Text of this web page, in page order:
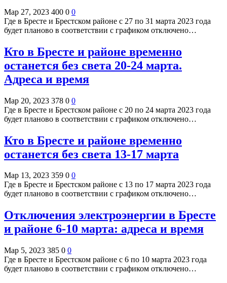
Мар 27, 2023 400 0 0
Где в Бресте и Брестском районе с 27 по 31 марта 2023 года
будет планово в соответствии с графиком отключено…
Кто в Бресте и районе временно
останется без света 20-24 марта.
Адреса и время
Мар 20, 2023 378 0 0
Где в Бресте и Брестском районе с 20 по 24 марта 2023 года
будет планово в соответствии с графиком отключено…
Кто в Бресте и районе временно
останется без света 13-17 марта
Мар 13, 2023 359 0 0
Где в Бресте и Брестском районе с 13 по 17 марта 2023 года
будет планово в соответствии с графиком отключено…
Отключения электроэнергии в Бресте
и районе 6-10 марта: адреса и время
Мар 5, 2023 385 0 0
Где в Бресте и Брестском районе с 6 по 10 марта 2023 года
будет планово в соответствии с графиком отключено…